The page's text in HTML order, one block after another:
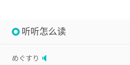
听听怎么读
めぐすり